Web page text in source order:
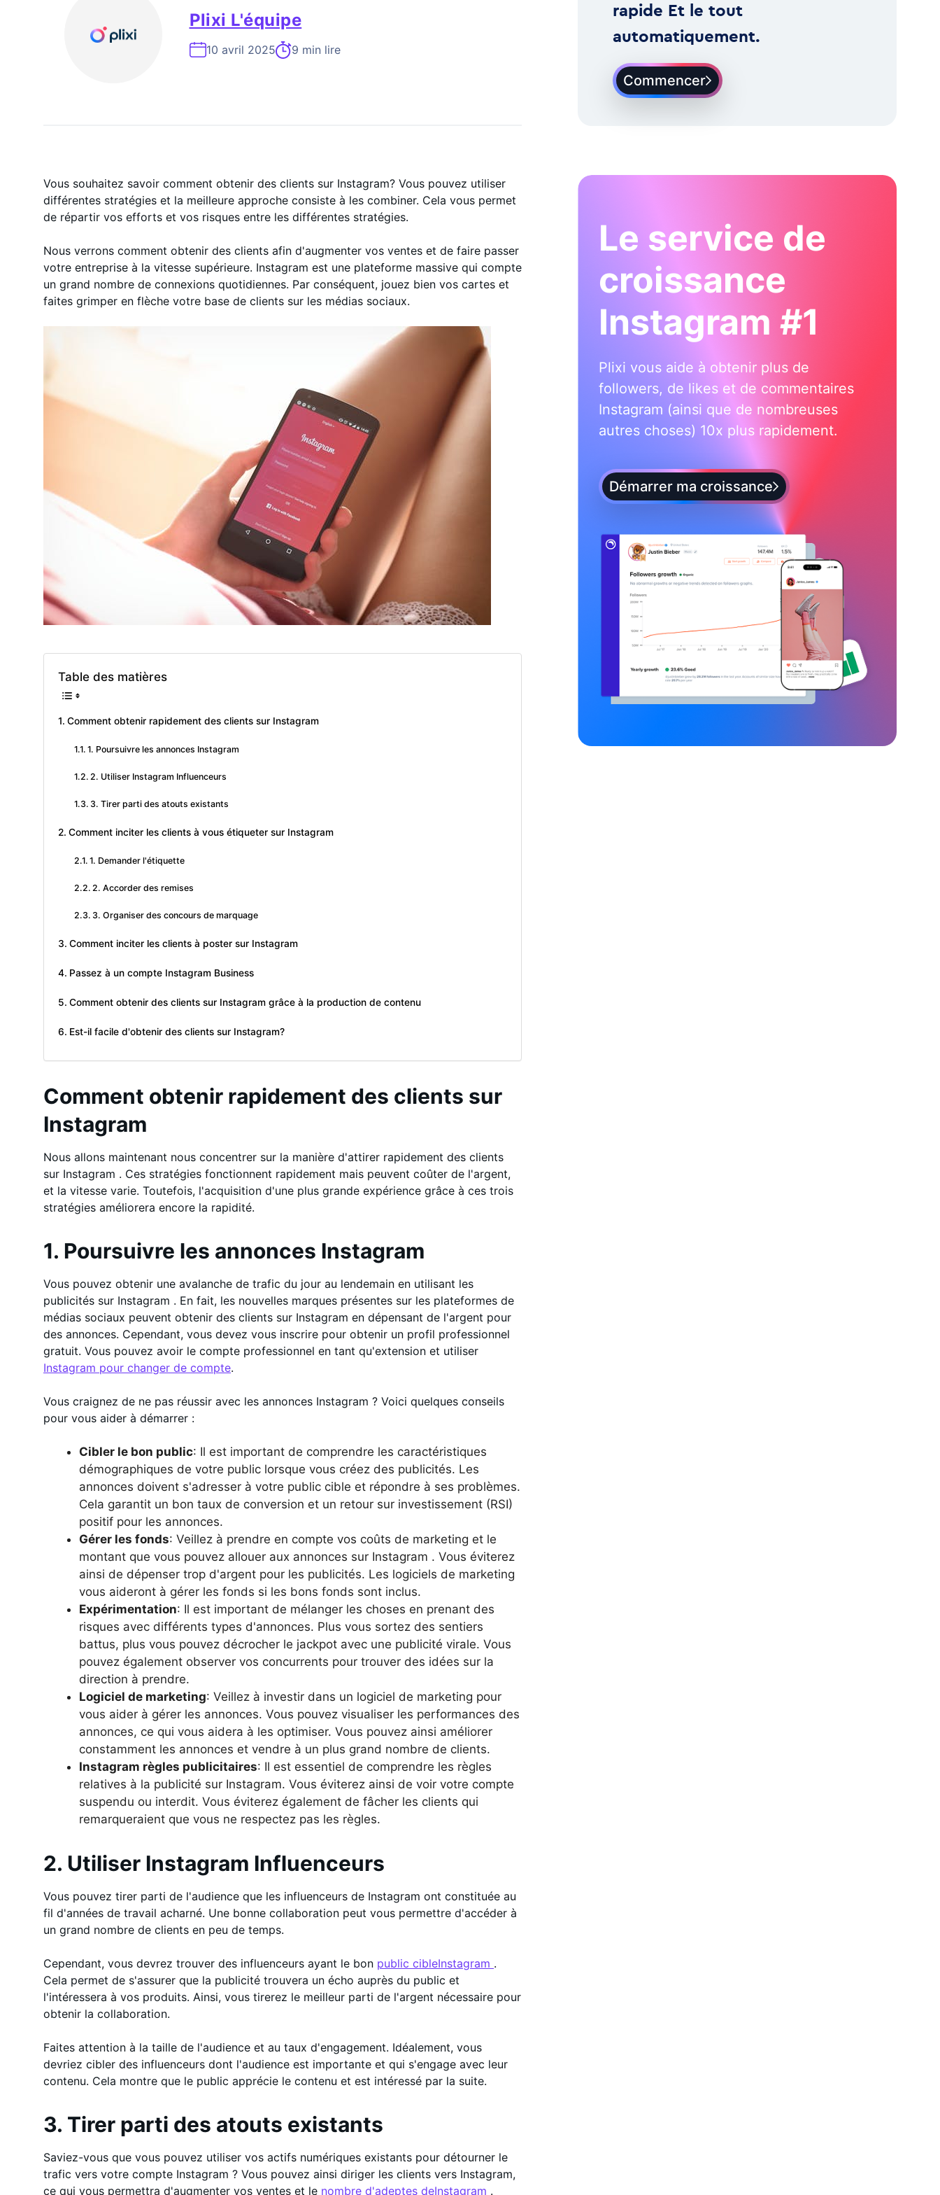
Plixi L'équipe
10 avril 2025 9 min lire
rapide Et le tout
automatiquement.
Commencer
Vous souhaitez savoir comment obtenir des clients sur Instagram? Vous pouvez utiliser
différentes stratégies et la meilleure approche consiste à les combiner. Cela vous permet
de répartir vos efforts et vos risques entre les différentes stratégies.
Nous verrons comment obtenir des clients afin d'augmenter vos ventes et de faire passer
votre entreprise à la vitesse supérieure. Instagram est une plateforme massive qui compte
un grand nombre de connexions quotidiennes. Par conséquent, jouez bien vos cartes et
faites grimper en flèche votre base de clients sur les médias sociaux.
Table des matières
Comment obtenir rapidement des clients sur Instagram
1. Poursuivre les annonces Instagram
2. Utiliser Instagram Influenceurs
3. Tirer parti des atouts existants
Comment inciter les clients à vous étiqueter sur Instagram
1. Demander l'étiquette
2. Accorder des remises
3. Organiser des concours de marquage
Comment inciter les clients à poster sur Instagram
Passez à un compte Instagram Business
Comment obtenir des clients sur Instagram grâce à la production de contenu
Est-il facile d'obtenir des clients sur Instagram?
Comment obtenir rapidement des clients sur
Instagram
Nous allons maintenant nous concentrer sur la manière d'attirer rapidement des clients
sur Instagram . Ces stratégies fonctionnent rapidement mais peuvent coûter de l'argent,
et la vitesse varie. Toutefois, l'acquisition d'une plus grande expérience grâce à ces trois
stratégies améliorera encore la rapidité.
1. Poursuivre les annonces Instagram
Vous pouvez obtenir une avalanche de trafic du jour au lendemain en utilisant les
publicités sur Instagram . En fait, les nouvelles marques présentes sur les plateformes de
médias sociaux peuvent obtenir des clients sur Instagram en dépensant de l'argent pour
des annonces. Cependant, vous devez vous inscrire pour obtenir un profil professionnel
gratuit. Vous pouvez avoir le compte professionnel en tant qu'extension et utiliser
Instagram pour changer de compte.
Vous craignez de ne pas réussir avec les annonces Instagram ? Voici quelques conseils
pour vous aider à démarrer :
Cibler le bon public: Il est important de comprendre les caractéristiques
démographiques de votre public lorsque vous créez des publicités. Les
annonces doivent s'adresser à votre public cible et répondre à ses problèmes.
Cela garantit un bon taux de conversion et un retour sur investissement (RSI)
positif pour les annonces.
Gérer les fonds: Veillez à prendre en compte vos coûts de marketing et le
montant que vous pouvez allouer aux annonces sur Instagram . Vous éviterez
ainsi de dépenser trop d'argent pour les publicités. Les logiciels de marketing
vous aideront à gérer les fonds si les bons fonds sont inclus.
Expérimentation: Il est important de mélanger les choses en prenant des
risques avec différents types d'annonces. Plus vous sortez des sentiers
battus, plus vous pouvez décrocher le jackpot avec une publicité virale. Vous
pouvez également observer vos concurrents pour trouver des idées sur la
direction à prendre.
Logiciel de marketing: Veillez à investir dans un logiciel de marketing pour
vous aider à gérer les annonces. Vous pouvez visualiser les performances des
annonces, ce qui vous aidera à les optimiser. Vous pouvez ainsi améliorer
constamment les annonces et vendre à un plus grand nombre de clients.
Instagram règles publicitaires: Il est essentiel de comprendre les règles
relatives à la publicité sur Instagram. Vous éviterez ainsi de voir votre compte
suspendu ou interdit. Vous éviterez également de fâcher les clients qui
remarqueraient que vous ne respectez pas les règles.
2. Utiliser Instagram Influenceurs
Vous pouvez tirer parti de l'audience que les influenceurs de Instagram ont constituée au
fil d'années de travail acharné. Une bonne collaboration peut vous permettre d'accéder à
un grand nombre de clients en peu de temps.
Cependant, vous devrez trouver des influenceurs ayant le bon public cibleInstagram .
Cela permet de s'assurer que la publicité trouvera un écho auprès du public et
l'intéressera à vos produits. Ainsi, vous tirerez le meilleur parti de l'argent nécessaire pour
obtenir la collaboration.
Faites attention à la taille de l'audience et au taux d'engagement. Idéalement, vous
devriez cibler des influenceurs dont l'audience est importante et qui s'engage avec leur
contenu. Cela montre que le public apprécie le contenu et est intéressé par la suite.
3. Tirer parti des atouts existants
Saviez-vous que vous pouvez utiliser vos actifs numériques existants pour détourner le
trafic vers votre compte Instagram ? Vous pouvez ainsi diriger les clients vers Instagram,
ce qui vous permettra d'augmenter vos ventes et le nombre d'adeptes deInstagram .
Le service de
croissance
Instagram #1
Plixi vous aide à obtenir plus de
followers, de likes et de commentaires
Instagram (ainsi que de nombreuses
autres choses) 10x plus rapidement.
Démarrer ma croissance